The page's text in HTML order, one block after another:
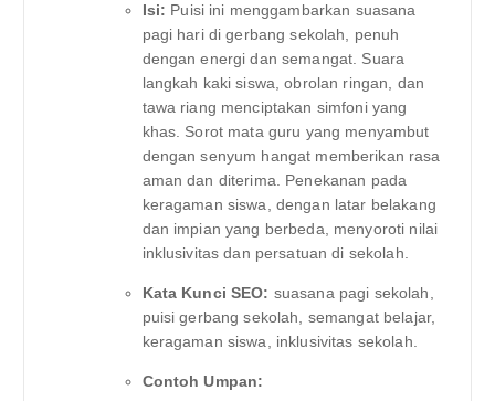
Isi: Puisi ini menggambarkan suasana
pagi hari di gerbang sekolah, penuh
dengan energi dan semangat. Suara
langkah kaki siswa, obrolan ringan, dan
tawa riang menciptakan simfoni yang
khas. Sorot mata guru yang menyambut
dengan senyum hangat memberikan rasa
aman dan diterima. Penekanan pada
keragaman siswa, dengan latar belakang
dan impian yang berbeda, menyoroti nilai
inklusivitas dan persatuan di sekolah.
Kata Kunci SEO: suasana pagi sekolah,
puisi gerbang sekolah, semangat belajar,
keragaman siswa, inklusivitas sekolah.
Contoh Umpan: